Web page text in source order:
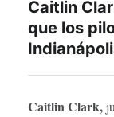
Caitlin
que los
Caitlin Clark,